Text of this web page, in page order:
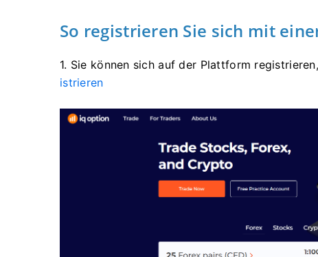
So registrieren Sie sich mit
1. Sie können sich auf der Plattform
istrieren